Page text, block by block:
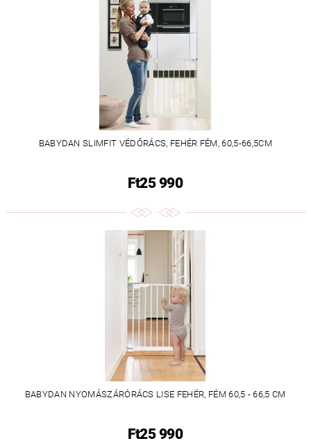
BABYDAN SLIMFIT VÉDŐRÁCS, FEHÉR FÉM, 60,5-66,5CM
Ft25 990
BABYDAN NYOMÁSZÁRÓRÁCS LISE FEHÉR, FÉM 60,5 - 66,5 CM
Ft25 990